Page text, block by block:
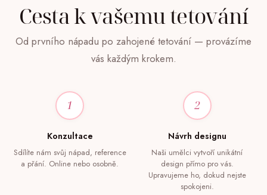
Cesta k vašemu tetování
Od prvního nápadu po zahojené tetování — provázíme
vás každým krokem.
1
Konzultace
Sdílíte nám svůj nápad, reference
a přání. Online nebo osobně.
2
Návrh designu
Naši umělci vytvoří unikátní
design přímo pro vás.
Upravujeme ho, dokud nejste
spokojeni.